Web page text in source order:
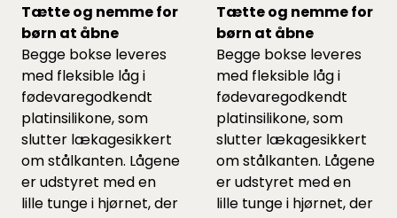
Tætte og nemme for
børn at åbne
Begge bokse leveres
med fleksible låg i
fødevaregodkendt
platinsilikone, som
slutter lækagesikkert
om stålkanten. Lågene
er udstyret med en
lille tunge i hjørnet, der
Tætte og nemme for
børn at åbne
Begge bokse leveres
med fleksible låg i
fødevaregodkendt
platinsilikone, som
slutter lækagesikkert
om stålkanten. Lågene
er udstyret med en
lille tunge i hjørnet, der